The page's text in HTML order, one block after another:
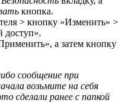
кнопка.
> кнопку «Изменить» >
доступ».
а затем кнопку
сообщение при
возьмите на себя
сделали ранее с папкой